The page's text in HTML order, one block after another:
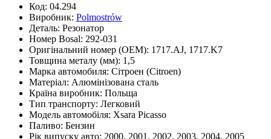
Код: 04.294
Виробник: Polmostrów
Деталь: Резонатор
Номер Bosal: 292-031
Оригінальний номер (OEM): 1717.AJ, 1717.K7
Товщина металу (мм): 1,5
Марка автомобиля: Сітроен (Citroen)
Матеріал: Алюмінізована сталь
Країна виробник: Польща
Тип транспорту: Легковий
Модель автомобіля: Xsara Picasso
Паливо: Бензин
Рік випуску авто: 2000, 2001, 2002, 2003, 2004, 2005